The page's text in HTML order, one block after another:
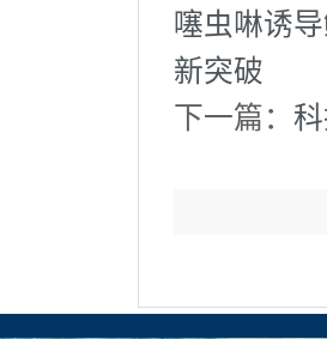
噻虫啉诱
新突破
下一篇：